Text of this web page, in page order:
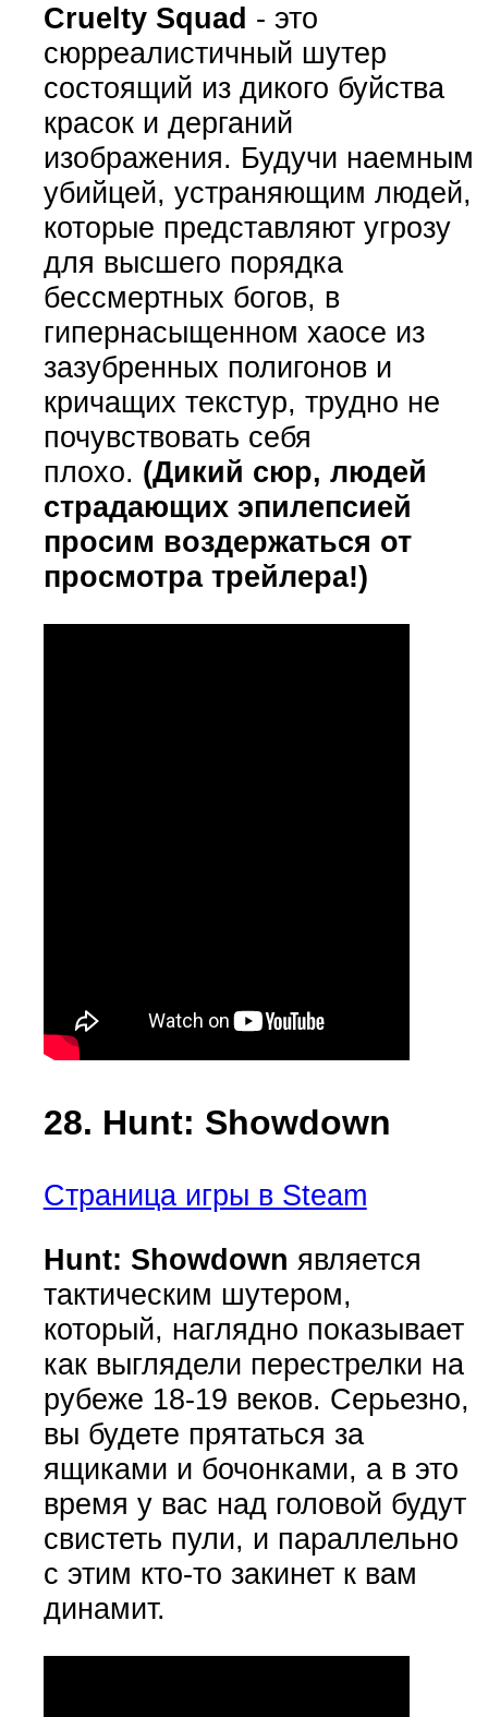
Cruelty Squad - это
сюрреалистичный шутер
состоящий из дикого буйства
красок и дерганий
изображения. Будучи наемным
убийцей, устраняющим людей,
которые представляют угрозу
для высшего порядка
бессмертных богов, в
гипернасыщенном хаосе из
зазубренных полигонов и
кричащих текстур, трудно не
почувствовать себя
плохо. (Дикий сюр, людей
страдающих эпилепсией
просим воздержаться от
просмотра трейлера!)
28. Hunt: Showdown
Страница игры в Steam
Hunt: Showdown является
тактическим шутером,
который, наглядно показывает
как выглядели перестрелки на
рубеже 18-19 веков. Серьезно,
вы будете прятаться за
ящиками и бочонками, а в это
время у вас над головой будут
свистеть пули, и параллельно
с этим кто-то закинет к вам
динамит.